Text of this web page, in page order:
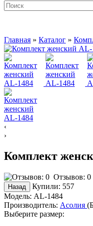
Главная » Каталог »
‹
›
Комплект
Отзывов: 0
Купили: 557
Модель: AL-1484
Производитель: Асолия
Выберите размер: